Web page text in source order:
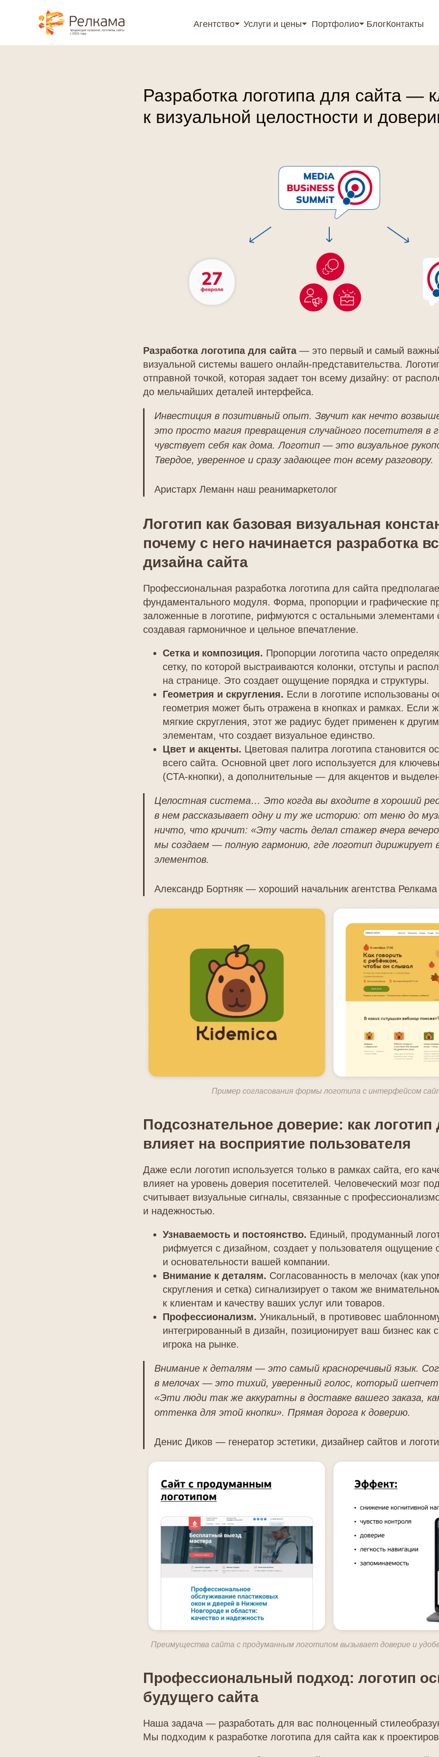
Агентство⏷ Услуги и цены⏷ Портфолио⏷ БлогКонтакты
⮌ Назад
@media (max-width: 1199px) { #rec1098706601 { position: sticky !important; top: 0; z-index: 9999; } }
Разработка логотипа для сайта —
к визуальной целостности и
Разработка логотипа для сайта— это первый и самый
визуальной системы вашего онлайн-представительства.
отправной точкой, которая задает тон всему дизайну: от
до мельчайших деталей интерфейса.
Инвестиция в позитивный опыт. Звучит как нечто
это просто магия превращения случайного посетителя в
чувствует себя как дома. Логотип — это визуальное
Твердое, уверенное и сразу задающее тон всему разговору.
Аристарх Леманн наш реанимаркетолог
Логотип как базовая визуальная
почему с него начинается разработка
дизайна сайта
Профессиональная разработка логотипа для сайта
фундаментального модуля. Форма, пропорции и графические
заложенные в логотипе, рифмуются с остальными элементами
создавая гармоничное и цельное впечатление.
Сетка и композиция. Пропорции логотипа часто
сетку, по которой выстраиваются колонки, отступы и
на странице. Это создает ощущение порядка и структуры.
Геометрия и скругления. Если в логотипе использованы
геометрия может быть отражена в кнопках и рамках. Если
мягкие скругления, этот же радиус будет применен к
элементам, что создает визуальное единство.
Цвет и акценты. Цветовая палитра логотипа становится
всего сайта. Основной цвет лого используется для
(CTA-кнопки), а дополнительные — для акцентов и
Целостная система… Это когда вы входите в хороший
в нем рассказывает одну и ту же историю: от меню до
ничто, что кричит: «Эту часть делал стажер вчера
мы создаем — полную гармонию, где логотип дирижирует
элементов.
Александр Бортняк — хороший начальник агентства Релкама
Пример согласования формы логотипа с интерфейсом
Подсознательное доверие: как логотип
влияет на восприятие пользователя
Даже если логотип используется только в рамках сайта, его
влияет на уровень доверия посетителей. Человеческий мозг
считывает визуальные сигналы, связанные с
и надежностью.
Узнаваемость и постоянство. Единый, продуманный
рифмуется с дизайном, создает у пользователя ощущение
и основательности вашей компании.
Внимание к деталям. Согласованность в мелочах (как
скругления и сетка) сигнализирует о таком же
к клиентам и качеству ваших услуг или товаров.
Профессионализм. Уникальный, в противовес
интегрированный в дизайн, позиционирует ваш бизнес как
игрока на рынке.
Внимание к деталям — это самый красноречивый язык.
в мелочах — это тихий, уверенный голос, который
«Эти люди так же аккуратны в доставке вашего заказа,
оттенка для этой кнопки». Прямая дорога к доверию.
Денис Диков — генератор эстетики, дизайнер сайтов и
Преимущества сайта с продуманным логотипом вызывает доверие и
Профессиональный подход: логотип
будущего сайта
Наша задача — разработать для вас полноценный
Мы подходим к разработке логотипа для сайта как к